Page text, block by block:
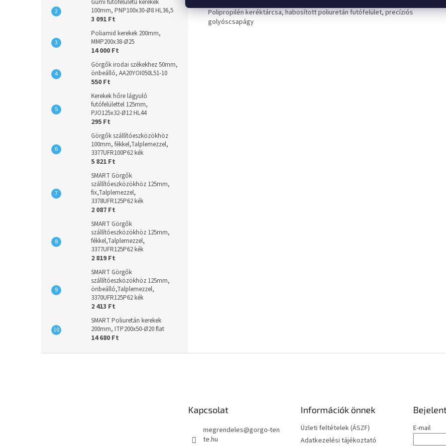
Gumi futófelületű kerekek
100mm, PNP100x30-Ø8 HL36,5
3 091 Ft
Poliamid kerekek 200mm,
MMP200x38-Ø25
14 000 Ft
Görgők irodai székekhez 50mm,
önbeálló, AA20YOI050L51-10
550 Ft
Kerekek hőre lágyuló
futófelülettel 125mm,
PJO125x32-Ø12 HL44
295 Ft
Görgők szállítóeszközökhöz
100mm, fékkel,Talplemezzel,
3377UFR100P62 kék
5 821 Ft
SMART Görgők
szállítóeszközökhöz 125mm,
fix,Talplemezzel,
3378UFR125P62 kék
2 087 Ft
SMART Görgők
szállítóeszközökhöz 125mm,
fékkel,Talplemezzel,
3377UFR125P62 kék
2 819 Ft
SMART Görgők
szállítóeszközökhöz 125mm,
önbeálló,Talplemezzel,
3370UFR125P62 kék
2 413 Ft
SMART Poliuretán kerekek
200mm, ITP200x50-Ø20 flat
14 680 Ft
Polipropilén keréktárcsa, habosított poliuretán futófelület, precíziós
golyóscsapágy
Kapcsolat
megrendeles@gorgo-ten
te.hu
Információk önnek
Üzleti feltételek (ÁSZF)
Adatkezelési tájékoztató
E-mail